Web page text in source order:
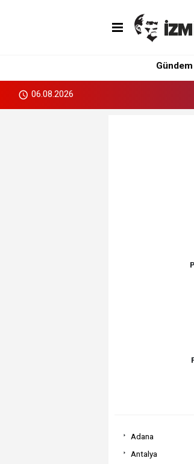
Gündem
06.08.2026
Adana
Antalya